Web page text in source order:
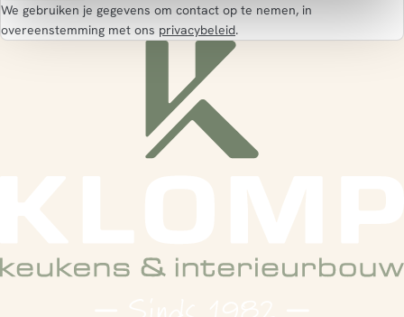
We gebruiken je gegevens om contact op te nemen, in
overeenstemming met ons privacybeleid.